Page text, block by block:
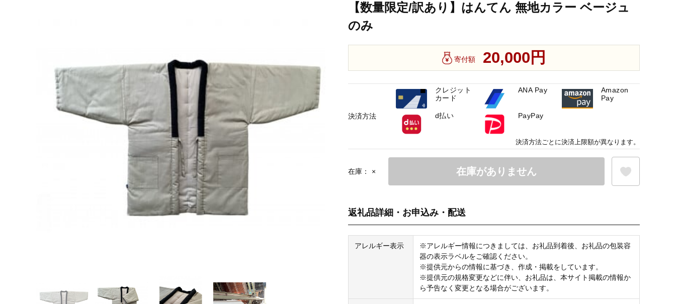
【数量限定/訳あり】はんてん 無地カラー ベージュ
のみ
寄付額 20,000円
在庫： × 在庫がありません
返礼品詳細・お申込み・配送
アレルギー表示
※アレルギー情報につきましては、お礼品到着後、お礼品の包装容
器の表示ラベルをご確認ください。
※提供元からの情報に基づき、作成・掲載をしています。
※提供元の規格変更などに伴い、お礼品は、本サイト掲載の情報か
ら予告なく変更となる場合がございます。
決済方法
クレジット
カード
ANA Pay
Amazon
Pay
d払い PayPay
決済方法ごとに決済上限額が異なります。